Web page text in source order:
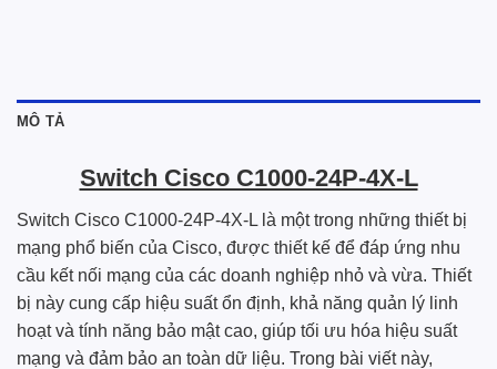
MÔ TẢ
Switch Cisco C1000-24P-4X-L
Switch Cisco C1000-24P-4X-L là một trong những thiết bị
mạng phổ biến của Cisco, được thiết kế để đáp ứng nhu
cầu kết nối mạng của các doanh nghiệp nhỏ và vừa. Thiết
bị này cung cấp hiệu suất ổn định, khả năng quản lý linh
hoạt và tính năng bảo mật cao, giúp tối ưu hóa hiệu suất
mạng và đảm bảo an toàn dữ liệu. Trong bài viết này,